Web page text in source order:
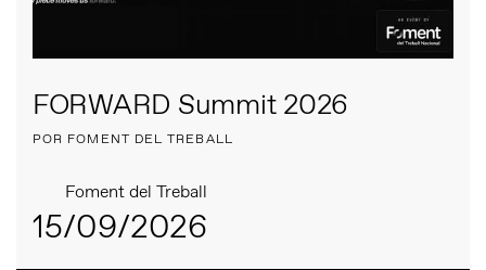
FORWARD Summit 2026
POR FOMENT DEL TREBALL
Foment del Treball
15/09/2026